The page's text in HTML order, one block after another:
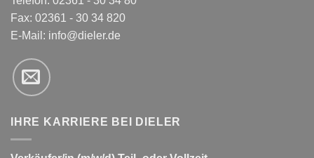
Fax: 02361 - 30 34 820
E-Mail: info@dieler.de
IHRE KARRIERE BEI DIELER